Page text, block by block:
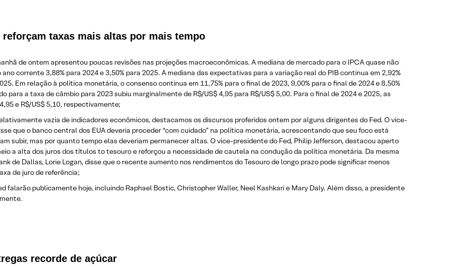
taxas mais altas por mais tempo
de ontem apresentou poucas revisões nas projeções macroeconômicas. A mediana de mercado para o IPCA quase não
corrente 3,88% para 2024 e 3,50% para 2025. A mediana das expectativas para a variação real do PIB continua em 2,92%
Em relação à política monetária, o consenso continua em 11,75% para o final de 2023, 9,00% para o final de 2024 e 8,50%
para a taxa de câmbio para 2023 subiu marginalmente de R$/US$ 4,95 para R$/US$ 5,00. Para o final de 2024 e 2025, as
e R$/US$ 5,10, respectivamente;
vazia de indicadores econômicos, destacamos os discursos proferidos ontem por alguns dirigentes do Fed. O vice-
que o banco central dos EUA deveria proceder “com cuidado” na política monetária, acrescentando que seu foco está
subir, mas por quanto tempo elas deveriam permanecer altas. O vice-presidente do Fed, Philip Jefferson, destacou aperto
a alta dos juros dos títulos to tesouro e reforçou a necessidade de cautela na condução da política monetária. Da mesma
de Dallas, Lorie Logan, disse que o recente aumento nos rendimentos do Tesouro de longo prazo pode significar menos
de juro de referência;
falarão publicamente hoje, incluindo Raphael Bostic, Christopher Waller, Neel Kashkari e Mary Daly. Além disso, a presidente
recorde de açúcar